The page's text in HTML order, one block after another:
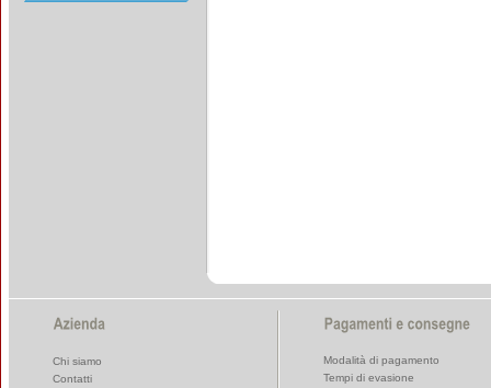
Chi siamo
Contatti
Modalità di pagamento
Tempi di evasione